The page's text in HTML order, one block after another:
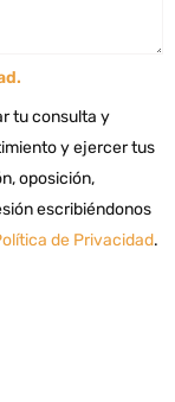
.
tu consulta y
y ejercer tus
oposición,
escribiéndonos
de Privacidad.